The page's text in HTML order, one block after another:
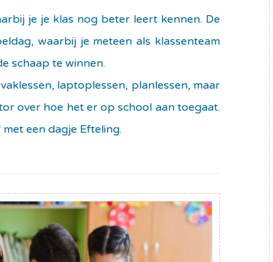
je je klas nog beter leert kennen. De
waarbij je meteen als klassenteam
schaap te winnen.
laptoplessen, planlessen, maar
over hoe het er op school aan toegaat.
een dagje Efteling.